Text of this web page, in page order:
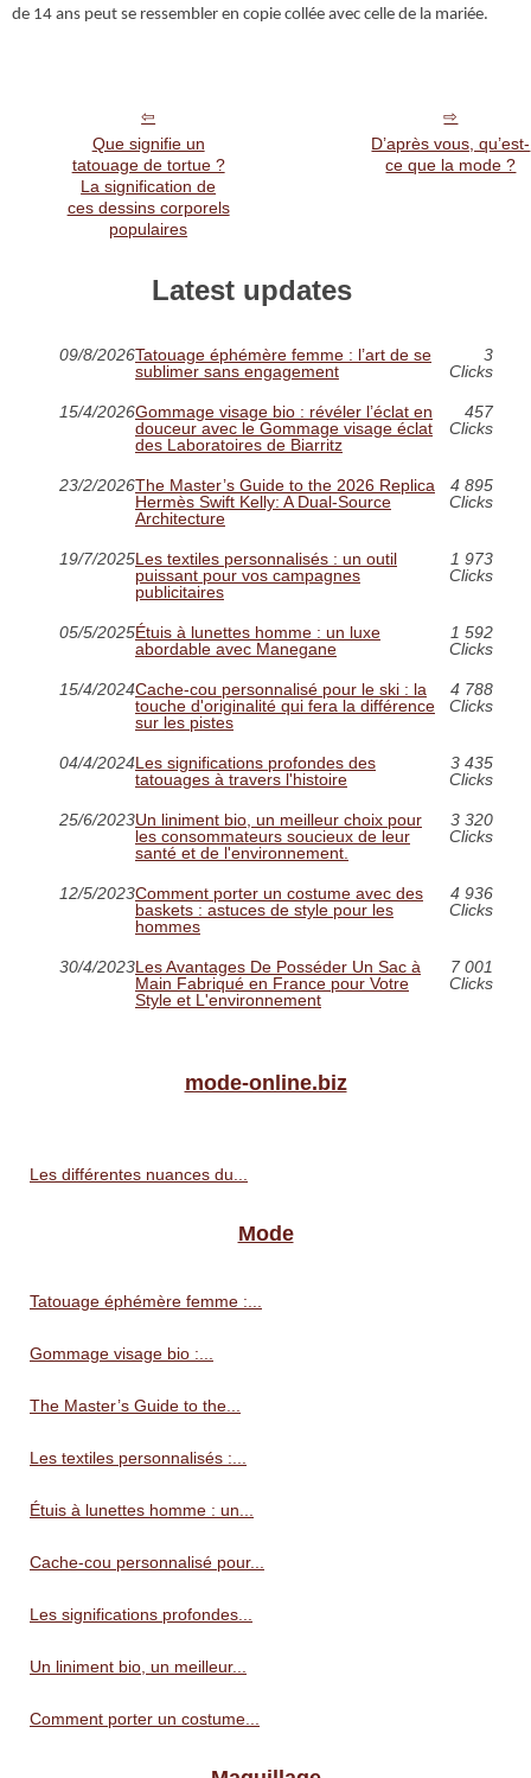
de 14 ans peut se ressembler en copie collée avec celle de la mariée.
Que signifie un
tatouage de tortue ?
La signification de
ces dessins corporels
populaires
D’après vous, qu’est-
ce que la mode ?
Latest updates
09/8/2026Tatouage éphémère femme : l’art de se
sublimer sans engagement
3
Clicks
15/4/2026Gommage visage bio : révéler l’éclat en
douceur avec le Gommage visage éclat
des Laboratoires de Biarritz
457
Clicks
23/2/2026The Master’s Guide to the 2026 Replica
Hermès Swift Kelly: A Dual-Source
Architecture
4 895
Clicks
19/7/2025Les textiles personnalisés : un outil
puissant pour vos campagnes
publicitaires
1 973
Clicks
05/5/2025Étuis à lunettes homme : un luxe
abordable avec Manegane
1 592
Clicks
15/4/2024Cache-cou personnalisé pour le ski : la
touche d'originalité qui fera la différence
sur les pistes
4 788
Clicks
04/4/2024Les significations profondes des
tatouages à travers l'histoire
3 435
Clicks
25/6/2023Un liniment bio, un meilleur choix pour
les consommateurs soucieux de leur
santé et de l'environnement.
3 320
Clicks
12/5/2023Comment porter un costume avec des
baskets : astuces de style pour les
hommes
4 936
Clicks
30/4/2023Les Avantages De Posséder Un Sac à
Main Fabriqué en France pour Votre
Style et L'environnement
7 001
Clicks
mode-online.biz
Les différentes nuances du...
Mode
Tatouage éphémère femme :...
Gommage visage bio :...
The Master’s Guide to the...
Les textiles personnalisés :...
Étuis à lunettes homme : un...
Cache-cou personnalisé pour...
Les significations profondes...
Un liniment bio, un meilleur...
Comment porter un costume...